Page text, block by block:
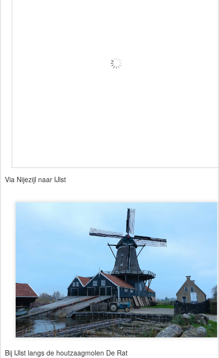
Via Nijezijl naar IJlst
Bij IJlst langs de houtzaagmolen De Rat